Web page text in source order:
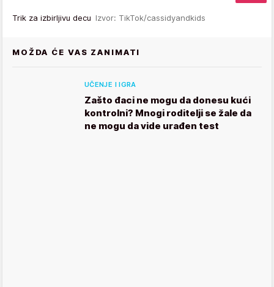
Trik za izbirljivu decu Izvor: TikTok/cassidyandkids
MOŽDA ĆE VAS ZANIMATI
UČENJE I IGRA
Zašto đaci ne mogu da donesu kući
kontrolni? Mnogi roditelji se žale da
ne mogu da vide urađen test